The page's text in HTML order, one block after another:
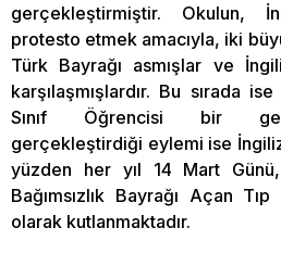
gerçekleştirmiştir. Okulun,
protesto etmek amacıyla, iki
Türk Bayrağı asmışlar ve
karşılaşmışlardır. Bu sırada
Sınıf Öğrencisi bir
gerçekleştirdiği eylemi ise
yüzden her yıl 14 Mart
Bağımsızlık Bayrağı Açan
olarak kutlanmaktadır.